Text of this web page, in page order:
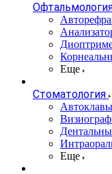
Еще
Стоматология
Автоклавы
Еще